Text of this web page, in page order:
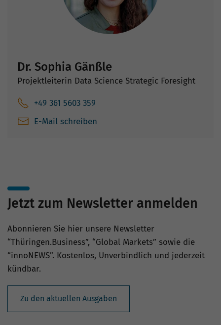
Dr. Sophia Gänßle
Projektleiterin Data Science Strategic Foresight
+49 361 5603 359
E-Mail schreiben
Jetzt zum Newsletter anmelden
Abonnieren Sie hier unsere Newsletter
“Thüringen.Business”, “Global Markets” sowie die
“innoNEWS”. Kostenlos, Unverbindlich und jederzeit
kündbar.
Zu den aktuellen Ausgaben